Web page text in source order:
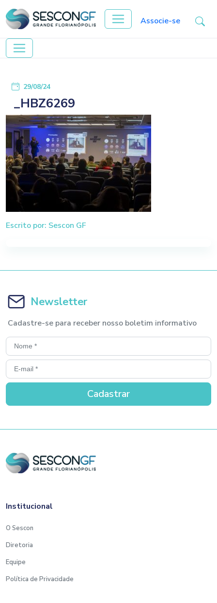
Associe-se
29/08/24
_HBZ6269
Escrito por: Sescon GF
Newsletter
Cadastre-se para receber nosso boletim informativo
Institucional
O Sescon
Diretoria
Equipe
Política de Privacidade